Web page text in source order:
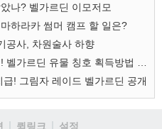
나? 벨가르딘 이모저모
하라카 썸머 캠프 할 일은?
공사, 차원술사 하향
급! 그림자 레이드 벨가르딘 공개
퀵링크
설정